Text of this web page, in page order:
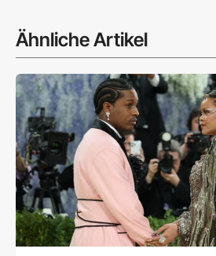
Ähnliche Artikel